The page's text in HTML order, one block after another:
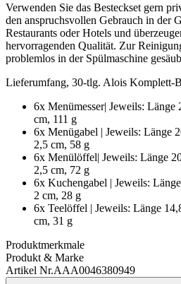
Verwenden Sie das Besteckset gern
den anspruchsvollen Gebrauch in der
Restaurants oder Hotels und
hervorragenden Qualität. Zur
problemlos in der Spülmaschine
Lieferumfang, 30-tlg. Alois Komplett-
6x Menümesser| Jeweils:
cm, 111 g
6x Menügabel | Jeweils: Länge
2,5 cm, 58 g
6x Menülöffel| Jeweils: Länge
2,5 cm, 72 g
6x Kuchengabel | Jeweils:
2 cm, 28 g
6x Teelöffel | Jeweils: Länge
cm, 31 g
Produktmerkmale
Produkt & Marke
Artikel Nr.AAA0046380949